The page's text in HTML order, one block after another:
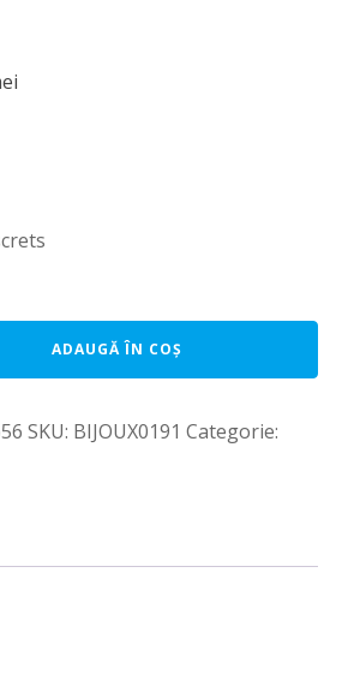
ADAUGĂ ÎN COȘ
SKU: BIJOUX0191 Categorie: